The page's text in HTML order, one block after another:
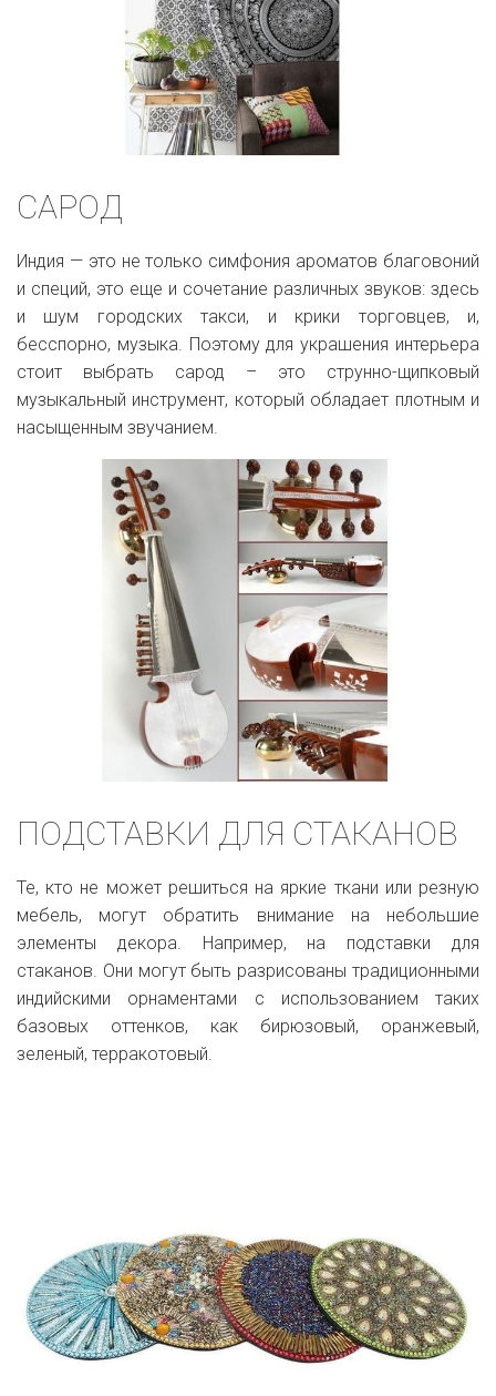
САРОД
Индия — это не только симфония ароматов благовоний
и специй, это еще и сочетание различных звуков: здесь
и шум городских такси, и крики торговцев, и,
бесспорно, музыка. Поэтому для украшения интерьера
стоит выбрать сарод – это струнно-щипковый
музыкальный инструмент, который обладает плотным и
насыщенным звучанием.
ПОДСТАВКИ ДЛЯ СТАКАНОВ
Те, кто не может решиться на яркие ткани или резную
мебель, могут обратить внимание на небольшие
элементы декора. Например, на подставки для
стаканов. Они могут быть разрисованы традиционными
индийскими орнаментами с использованием таких
базовых оттенков, как бирюзовый, оранжевый,
зеленый, терракотовый.